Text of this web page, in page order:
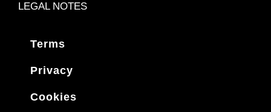
LEGAL NOTES
Terms
Privacy
Cookies